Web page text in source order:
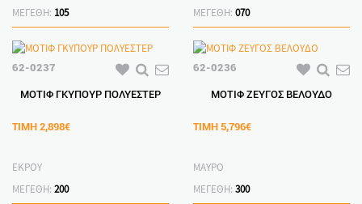
ΜΕΓΕΘΗ: 105 ΜΕΓΕΘΗ: 070
62-0237
ΜΟΤΙΦ ΓΚΥΠΟΥΡ ΠΟΛΥΕΣΤΕΡ
ΤΙΜΗ 2,898€
ΕΚΡΟΥ
ΜΕΓΕΘΗ: 200
62-0236
ΜΟΤΙΦ ΖΕΥΓΟΣ ΒΕΛΟΥΔΟ
ΤΙΜΗ 5,796€
ΜΑΥΡΟ
ΜΕΓΕΘΗ: 300